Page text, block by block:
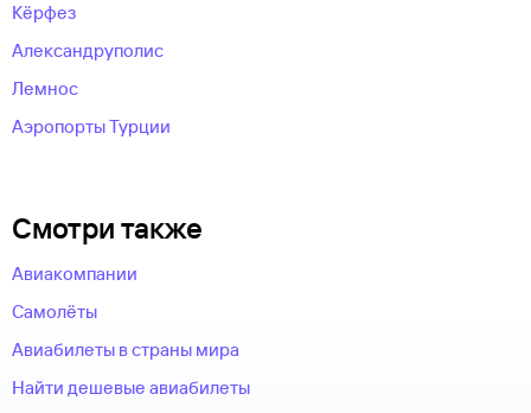
Кёрфез
Александруполис
Лемнос
Аэропорты Турции
Смотри также
Авиакомпании
Самолёты
Авиабилеты в страны мира
Найти дешевые авиабилеты